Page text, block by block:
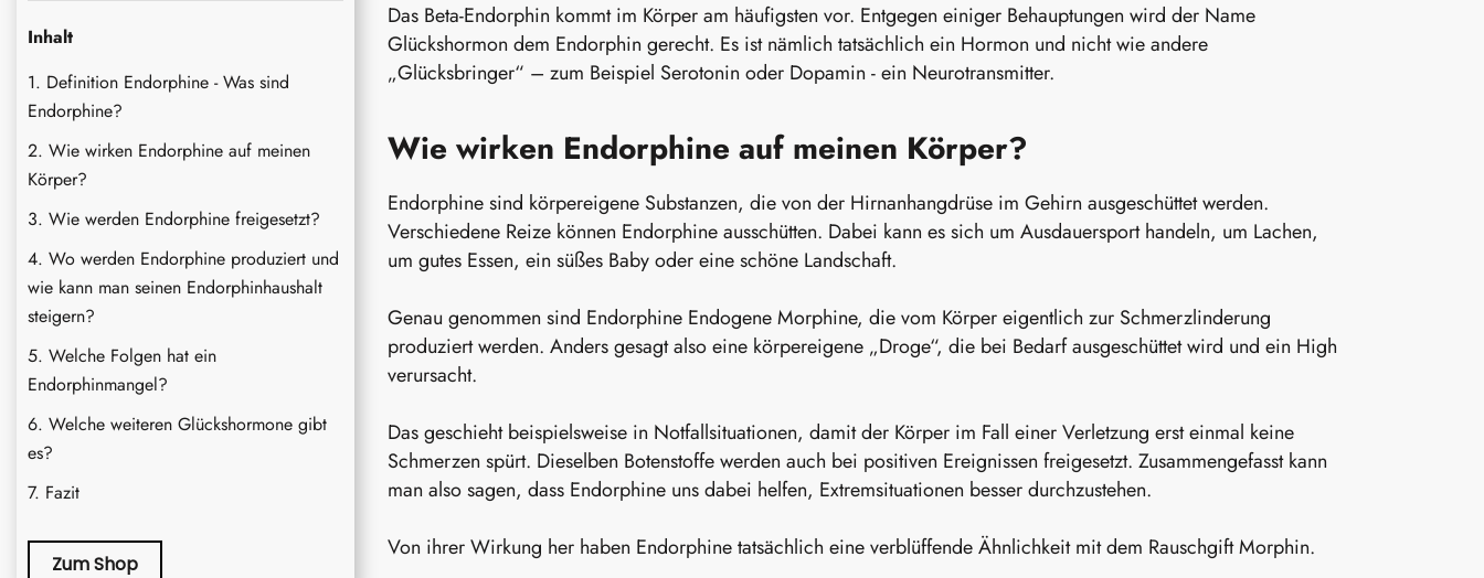
Inhalt
Definition Endorphine - Was sind
Endorphine?
Wie wirken Endorphine auf meinen
Körper?
Wie werden Endorphine freigesetzt?
Wo werden Endorphine produziert und
wie kann man seinen Endorphinhaushalt
steigern?
Welche Folgen hat ein
Endorphinmangel?
Welche weiteren Glückshormone gibt
es?
Fazit
Zum Shop
Das Beta-Endorphin kommt im Körper am häufigsten vor. Entgegen einiger Behauptungen wird der Name
Glückshormon dem Endorphin gerecht. Es ist nämlich tatsächlich ein Hormon und nicht wie andere
„Glücksbringer“ – zum Beispiel Serotonin oder Dopamin - ein Neurotransmitter.
Wie wirken Endorphine auf meinen Körper?
Endorphine sind körpereigene Substanzen, die von der Hirnanhangdrüse im Gehirn ausgeschüttet werden.
Verschiedene Reize können Endorphine ausschütten. Dabei kann es sich um Ausdauersport handeln, um Lachen,
um gutes Essen, ein süßes Baby oder eine schöne Landschaft.
Genau genommen sind Endorphine Endogene Morphine, die vom Körper eigentlich zur Schmerzlinderung
produziert werden. Anders gesagt also eine körpereigene „Droge“, die bei Bedarf ausgeschüttet wird und ein High
verursacht.
Das geschieht beispielsweise in Notfallsituationen, damit der Körper im Fall einer Verletzung erst einmal keine
Schmerzen spürt. Dieselben Botenstoffe werden auch bei positiven Ereignissen freigesetzt. Zusammengefasst kann
man also sagen, dass Endorphine uns dabei helfen, Extremsituationen besser durchzustehen.
Von ihrer Wirkung her haben Endorphine tatsächlich eine verblüffende Ähnlichkeit mit dem Rauschgift Morphin.